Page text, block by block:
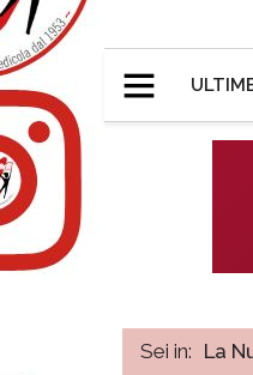
Sei in: La